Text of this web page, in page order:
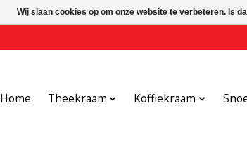
Home Theekraam Koffiekraam
Wij slaan cookies op om onze website te verbeteren. Is